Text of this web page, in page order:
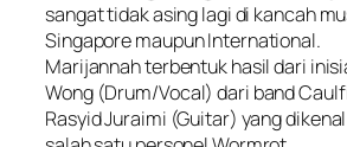
sangat tidak asing lagi di kancah
Singapore maupun International.
Marijannah terbentuk hasil dari
Wong (Drum/Vocal) dari band
Rasyid Juraimi (Guitar) yang